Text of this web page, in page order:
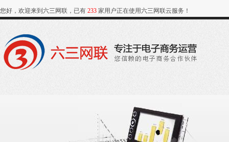
您好，欢迎来到六三网联，已有 233 家用户正在使用六三网联云服务！